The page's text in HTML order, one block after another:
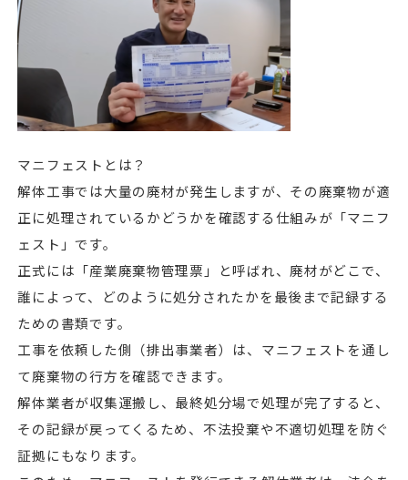
マニフェストとは？
解体工事では大量の廃材が発生しますが、その廃棄物が適
正に処理されているかどうかを確認する仕組みが「マニフ
ェスト」です。
正式には「産業廃棄物管理票」と呼ばれ、廃材がどこで、
誰によって、どのように処分されたかを最後まで記録する
ための書類です。
工事を依頼した側（排出事業者）は、マニフェストを通し
て廃棄物の行方を確認できます。
解体業者が収集運搬し、最終処分場で処理が完了すると、
その記録が戻ってくるため、不法投棄や不適切処理を防ぐ
証拠にもなります。